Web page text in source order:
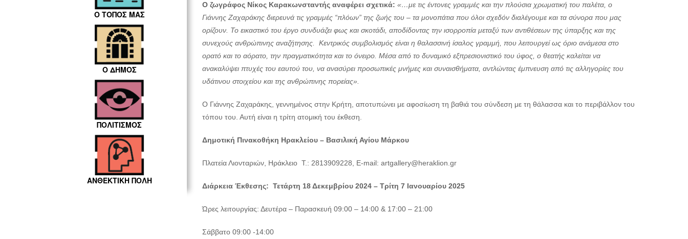
Ο ΤΟΠΟΣ ΜΑΣ
Ο ΔΗΜΟΣ
ΠΟΛΙΤΙΣΜΟΣ
ΑΝΘΕΚΤΙΚΗ ΠΟΛΗ
Ο ζωγράφος Νίκος Καρακωνσταντής αναφέρει σχετικά: «…με τις έντονες γραμμές και την πλούσια χρωματική του παλέτα, ο
Γιάννης Ζαχαράκης διερευνά τις γραμμές “πλόων” της ζωής του – τα μονοπάτια που όλοι σχεδόν διαλέγουμε και τα σύνορα που μας
ορίζουν. Το εικαστικό του έργο συνδυάζει φως και σκοτάδι, αποδίδοντας την ισορροπία μεταξύ των αντιθέσεων της ύπαρξης και της
συνεχούς ανθρώπινης αναζήτησης. Κεντρικός συμβολισμός είναι η θαλασσινή ίσαλος γραμμή, που λειτουργεί ως όριο ανάμεσα στο
ορατό και το αόρατο, την πραγματικότητα και το όνειρο. Μέσα από το δυναμικό εξπρεσιονιστικό του ύφος, ο θεατής καλείται να
ανακαλύψει πτυχές του εαυτού του, να ανασύρει προσωπικές μνήμες και συναισθήματα, αντλώντας έμπνευση από τις αλληγορίες του
υδάτινου στοιχείου και της ανθρώπινης πορείας».
Ο Γιάννης Ζαχαράκης, γεννημένος στην Κρήτη, αποτυπώνει με αφοσίωση τη βαθιά του σύνδεση με τη θάλασσα και το περιβάλλον του
τόπου του. Αυτή είναι η τρίτη ατομική του έκθεση.
Δημοτική Πινακοθήκη Ηρακλείου – Βασιλική Αγίου Μάρκου
Πλατεία Λιονταριών, Ηράκλειο Τ.: 2813909228, E-mail: artgallery@heraklion.gr
Διάρκεια Έκθεσης: Τετάρτη 18 Δεκεμβρίου 2024 – Τρίτη 7 Ιανουαρίου 2025
Ώρες λειτουργίας: Δευτέρα – Παρασκευή 09:00 – 14:00 & 17:00 – 21:00
Σάββατο 09:00 -14:00